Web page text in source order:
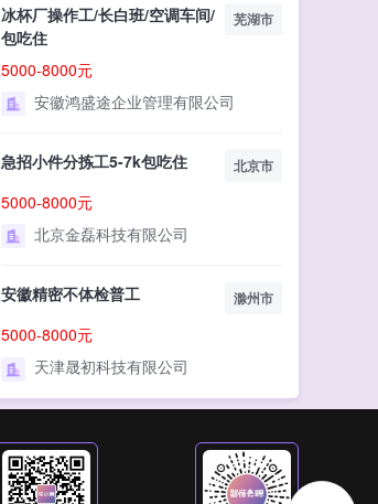
冰杯厂操作工/长白班/空调车间/
包吃住
芜湖市
5000-8000元
安徽鸿盛途企业管理有限公司
急招小件分拣工5-7k包吃住 北京市
5000-8000元
北京金磊科技有限公司
安徽精密不体检普工 滁州市
5000-8000元
天津晟初科技有限公司